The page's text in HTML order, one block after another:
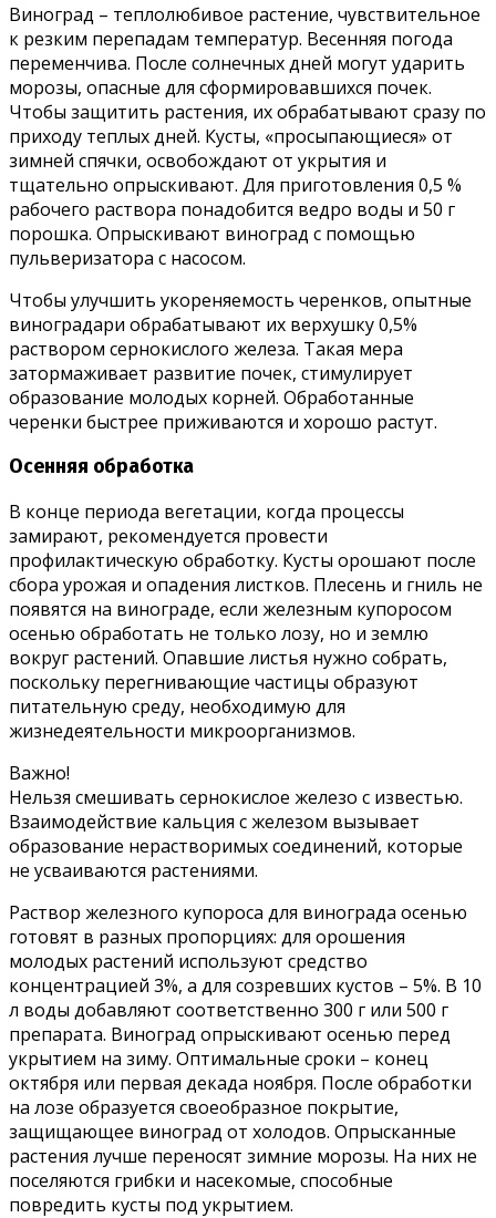
Виноград – теплолюбивое растение, чувствительное
к резким перепадам температур. Весенняя погода
переменчива. После солнечных дней могут ударить
морозы, опасные для сформировавшихся почек.
Чтобы защитить растения, их обрабатывают сразу по
приходу теплых дней. Кусты, «просыпающиеся» от
зимней спячки, освобождают от укрытия и
тщательно опрыскивают. Для приготовления 0,5 %
рабочего раствора понадобится ведро воды и 50 г
порошка. Опрыскивают виноград с помощью
пульверизатора с насосом.
Чтобы улучшить укореняемость черенков, опытные
виноградари обрабатывают их верхушку 0,5%
раствором сернокислого железа. Такая мера
затормаживает развитие почек, стимулирует
образование молодых корней. Обработанные
черенки быстрее приживаются и хорошо растут.
Осенняя обработка
В конце периода вегетации, когда процессы
замирают, рекомендуется провести
профилактическую обработку. Кусты орошают после
сбора урожая и опадения листков. Плесень и гниль не
появятся на винограде, если железным купоросом
осенью обработать не только лозу, но и землю
вокруг растений. Опавшие листья нужно собрать,
поскольку перегнивающие частицы образуют
питательную среду, необходимую для
жизнедеятельности микроорганизмов.
Важно!
Нельзя смешивать сернокислое железо с известью.
Взаимодействие кальция с железом вызывает
образование нерастворимых соединений, которые
не усваиваются растениями.
Раствор железного купороса для винограда осенью
готовят в разных пропорциях: для орошения
молодых растений используют средство
концентрацией 3%, а для созревших кустов – 5%. В 10
л воды добавляют соответственно 300 г или 500 г
препарата. Виноград опрыскивают осенью перед
укрытием на зиму. Оптимальные сроки – конец
октября или первая декада ноября. После обработки
на лозе образуется своеобразное покрытие,
защищающее виноград от холодов. Опрысканные
растения лучше переносят зимние морозы. На них не
поселяются грибки и насекомые, способные
повредить кусты под укрытием.